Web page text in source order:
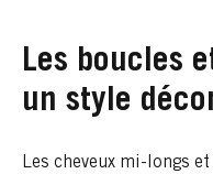
Les boucles
un style
Les cheveux mi-longs